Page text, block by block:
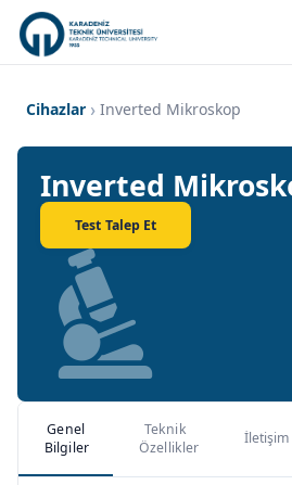
Cihazlar Inverted Mikroskop
Inverted
Test Talep Et
Genel
Bilgiler
Teknik
Özellikler
İletişim